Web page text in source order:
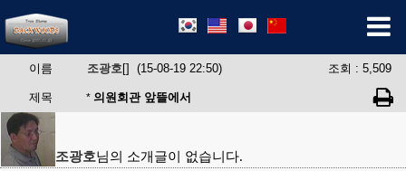
이름 조광호[] (15-08-19 22:50) 조회 : 5,509
제목 * 의원회관 앞뜰에서
조광호님의 소개글이 없습니다.